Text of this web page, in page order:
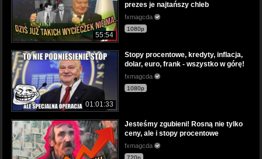
55:54
prezes je najtańszy chleb
fxmagcda
1080p
01:01:33
Stopy procentowe, kredyty, inflacja,
dolar, euro, frank - wszystko w górę!
fxmagcda
1080p
Jesteśmy zgubieni! Rosną nie tylko
ceny, ale i stopy procentowe
fxmagcda
720p